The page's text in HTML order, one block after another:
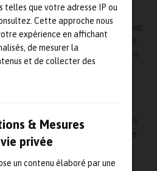
telles que votre adresse IP ou
Cette approche nous
expérience en affichant
de mesurer la
et de collecter des
& Mesures
privée
un contenu élaboré par une
par Déplétion d’Acides aminés pour
à la radio/chimiothérapie, propose
de la tumeur en éliminant
à son expansion et d’évaluer
réel.
est de proposer aux cliniciens une
des caractéristiques tumorales des
les expertises d’Exonhit, de
Diderot, de l’AP-HP et d’Ingen
file Erytech.